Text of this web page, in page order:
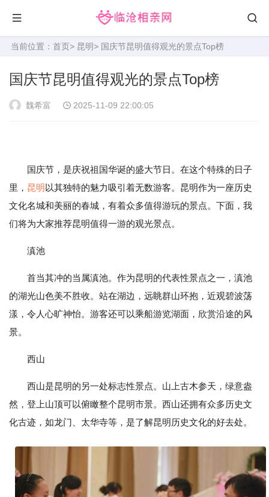
当前位置： 首页> 昆明> 国庆节昆明值得观光的景点Top榜
国庆节昆明值得观光的景点Top榜
魏希富 2025-11-09 22:00:05
国庆节，是庆祝祖国华诞的盛大节日。在这个特殊的日子
里， 昆明 以其独特的魅力吸引着无数游客。昆明作为一座历史
文化名城和美丽的春城，有着众多值得游玩的景点。下面，我
们将为大家推荐昆明值得一游的观光景点。
滇池
首当其冲的当属滇池。作为昆明的代表性景点之一，滇池
的湖光山色美不胜收。站在湖边，远眺群山环抱，近观碧波荡
漾，令人心旷神怡。游客还可以乘船游览湖面，欣赏沿途的风
景。
西山
西山是昆明的另一处标志性景点。山上古木参天，绿意盎
然，登上山顶可以俯瞰整个昆明市景。西山还拥有众多历史文
化古迹，如龙门、太华寺等，是了解昆明历史文化的好去处。